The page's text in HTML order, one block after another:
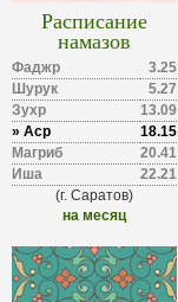
Расписание
намазов
Фаджр
3.25
Шурук
5.27
Зухр
13.09
» Аср
18.15
Магриб
20.41
Иша
22.21
(г. Саратов)
на месяц